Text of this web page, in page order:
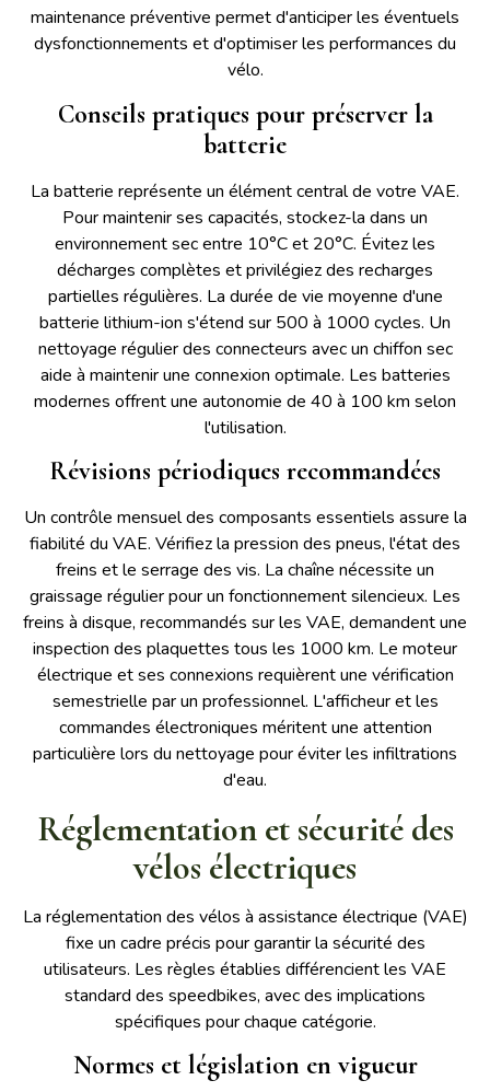
maintenance préventive permet d'anticiper les éventuels
dysfonctionnements et d'optimiser les performances du
vélo.
Conseils pratiques pour préserver la
batterie
La batterie représente un élément central de votre VAE.
Pour maintenir ses capacités, stockez-la dans un
environnement sec entre 10°C et 20°C. Évitez les
décharges complètes et privilégiez des recharges
partielles régulières. La durée de vie moyenne d'une
batterie lithium-ion s'étend sur 500 à 1000 cycles. Un
nettoyage régulier des connecteurs avec un chiffon sec
aide à maintenir une connexion optimale. Les batteries
modernes offrent une autonomie de 40 à 100 km selon
l'utilisation.
Révisions périodiques recommandées
Un contrôle mensuel des composants essentiels assure la
fiabilité du VAE. Vérifiez la pression des pneus, l'état des
freins et le serrage des vis. La chaîne nécessite un
graissage régulier pour un fonctionnement silencieux. Les
freins à disque, recommandés sur les VAE, demandent une
inspection des plaquettes tous les 1000 km. Le moteur
électrique et ses connexions requièrent une vérification
semestrielle par un professionnel. L'afficheur et les
commandes électroniques méritent une attention
particulière lors du nettoyage pour éviter les infiltrations
d'eau.
Réglementation et sécurité des
vélos électriques
La réglementation des vélos à assistance électrique (VAE)
fixe un cadre précis pour garantir la sécurité des
utilisateurs. Les règles établies différencient les VAE
standard des speedbikes, avec des implications
spécifiques pour chaque catégorie.
Normes et législation en vigueur